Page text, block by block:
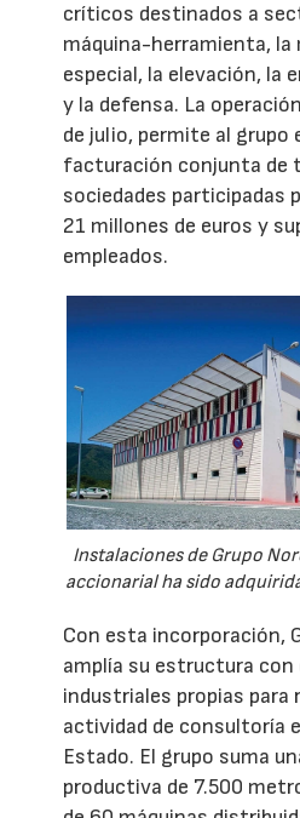
críticos destinados a
máquina-herramienta, la
especial, la elevación, la
y la defensa. La
de julio, permite al grupo
facturación conjunta de
sociedades participadas
21 millones de euros y
empleados.
Instalaciones de Grupo
accionarial ha sido
Con esta incorporación,
amplía su estructura con
industriales propias para
actividad de consultoría
Estado. El grupo suma
productiva de 7.500